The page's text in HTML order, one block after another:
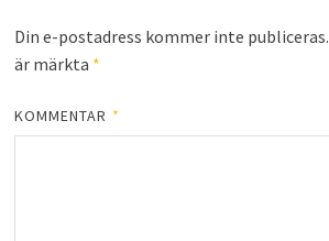
Din e-postadress kommer inte publiceras.
är märkta *
KOMMENTAR *